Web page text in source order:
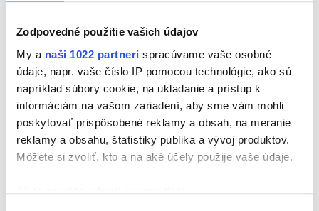
Zodpovedné použitie vašich údajov
My a naši 1022 partneri spracúvame vaše osobné
údaje, napr. vaše číslo IP pomocou technológie, ako sú
napríklad súbory cookie, na ukladanie a prístup k
informáciám na vašom zariadení, aby sme vám mohli
poskytovať prispôsobené reklamy a obsah, na meranie
reklamy a obsahu, štatistiky publika a vývoj produktov.
Môžete si zvoliť, kto a na aké účely použije vaše údaje.
Ak to povolíte, chceli by sme tiež:
udrie do očí hneď po príchode do
vyrobená z nerezu, nehrdzavie a od roku 1988 zdobí
obec, ktorá je považovaná za rodisko nášho
najslávnejšieho zbojníka. Práve po jeho stopách sa
vyberieme v pokračovaníVýletu na Vlne, kde
Didiana spolu s Mariánom Bardiovským predstavia
nielen legendu o Jánošíkovi, ale aj krásy a
zaujímavosti tohto kraja. Reč bude o miestnych